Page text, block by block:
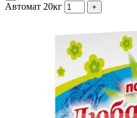
Автомат 20кг